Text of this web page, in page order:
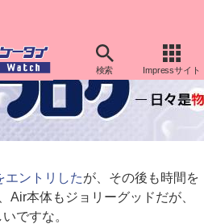
検索 Impressサイト
エントリしたが、その後も時間を
Air本体もジョリーグッドだが、
ですな。